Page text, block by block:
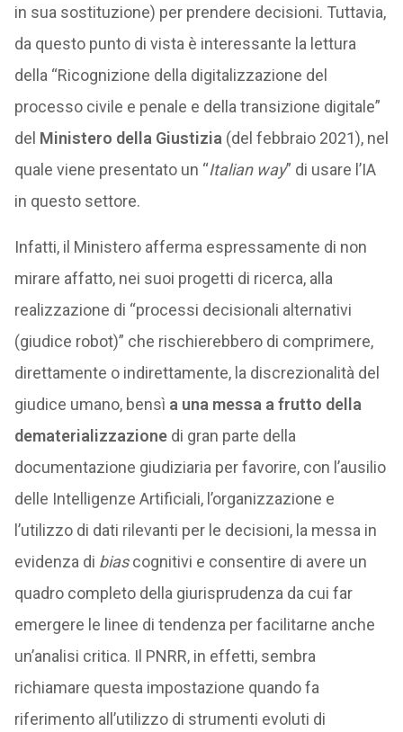
in sua sostituzione) per prendere decisioni. Tuttavia,
da questo punto di vista è interessante la lettura
della “Ricognizione della digitalizzazione del
processo civile e penale e della transizione digitale”
del Ministero della Giustizia (del febbraio 2021), nel
quale viene presentato un “Italian way” di usare l’IA
in questo settore.
Infatti, il Ministero afferma espressamente di non
mirare affatto, nei suoi progetti di ricerca, alla
realizzazione di “processi decisionali alternativi
(giudice robot)” che rischierebbero di comprimere,
direttamente o indirettamente, la discrezionalità del
giudice umano, bensì a una messa a frutto della
dematerializzazionedi gran parte della
documentazione giudiziaria per favorire, con l’ausilio
delle Intelligenze Artificiali, l’organizzazione e
l’utilizzo di dati rilevanti per le decisioni, la messa in
evidenza di biascognitivi e consentire di avere un
quadro completo della giurisprudenza da cui far
emergere le linee di tendenza per facilitarne anche
un’analisi critica. Il PNRR, in effetti, sembra
richiamare questa impostazione quando fa
riferimento all’utilizzo di strumenti evoluti di